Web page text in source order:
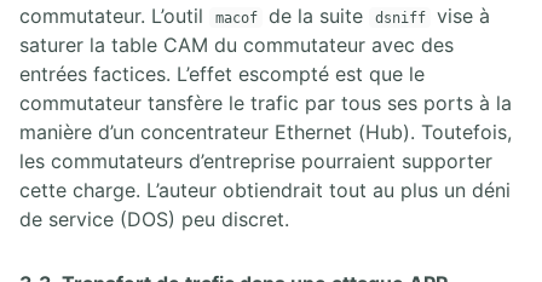
commutateur. L’outil
macof de la suite dsniff
vise à
saturer la table CAM du commutateur avec des
entrées factices. L’effet escompté est que le
commutateur tansfère le trafic par tous ses ports à la
manière d’un concentrateur Ethernet (Hub). Toutefois,
les commutateurs d’entreprise pourraient supporter
cette charge. L’auteur obtiendrait tout au plus un déni
de service (DOS) peu discret.